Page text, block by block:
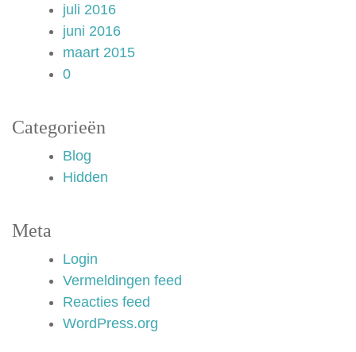
juli 2016
juni 2016
maart 2015
0
Categorieën
Blog
Hidden
Meta
Login
Vermeldingen feed
Reacties feed
WordPress.org